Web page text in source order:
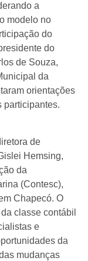
a
modelo no
do
do
de Souza,
da
orientações
participantes.
de
Hemsing,
da
(Contesc),
Chapecó. O
classe contábil
e
da
mudanças